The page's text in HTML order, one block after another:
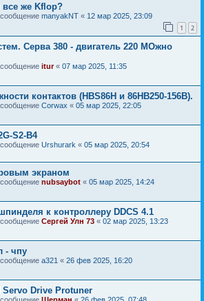
все же Kflop?
manyakNT « 12 мар 2025, 23:09
1 2
Серва 380 - двигатель 220 МОжно
itur« 07 мар 2025, 11:35
контактов (HBS86H и 86HB250-156B).
Corwax « 05 мар 2025, 22:05
S2-B4
Urshurark « 05 мар 2025, 20:54
экраном
nubsaybot « 05 мар 2025, 14:24
к контроллеру DDCS 4.1
Сергей Улн 73 « 02 мар 2025, 13:23
- чпу
a321 « 26 фев 2025, 16:20
Servo Drive Protuner